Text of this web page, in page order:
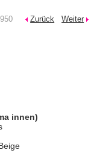
Zurück Weiter
innen)